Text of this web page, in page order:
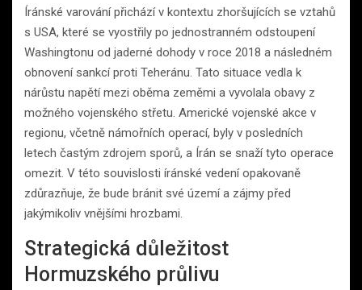
Íránské varování přichází v kontextu zhoršujících se vztahů
s USA, které se vyostřily po jednostranném odstoupení
Washingtonu od jaderné dohody v roce 2018 a následném
obnovení sankcí proti Teheránu. Tato situace vedla k
nárůstu napětí mezi oběma zeměmi a vyvolala obavy z
možného vojenského střetu. Americké vojenské akce v
regionu, včetně námořních operací, byly v posledních
letech častým zdrojem sporů, a Írán se snaží tyto operace
omezit. V této souvislosti íránské vedení opakovaně
zdůrazňuje, že bude bránit své území a zájmy před
jakýmikoliv vnějšími hrozbami.
Strategická důležitost
Hormuzského průlivu